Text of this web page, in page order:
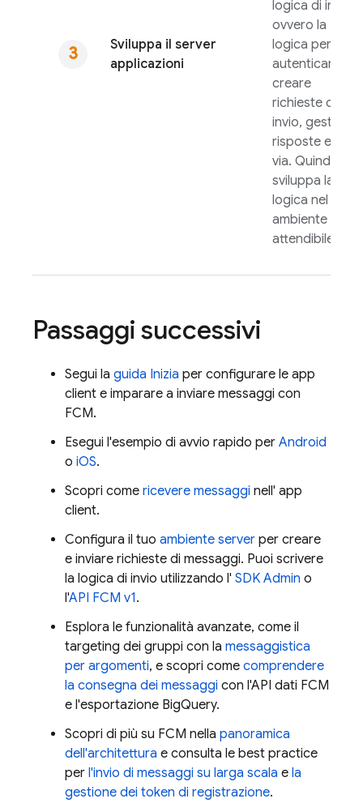
Sviluppa il server
applicazioni
logica di invio,
ovvero la
logica per
autenticare,
creare
richieste di
invio, gestire le
risposte e così
via. Quindi,
sviluppa la
logica nel tuo
ambiente
attendibile.
Passaggi successivi
Segui la guida Inizia per configurare le app
client e imparare a inviare messaggi con
FCM.
Esegui l'esempio di avvio rapido per Android
o iOS.
Scopri come ricevere messaggi nell' app
client.
Configura il tuo ambiente server per creare
e inviare richieste di messaggi. Puoi scrivere
la logica di invio utilizzando l' SDK Admin o
l'API FCM v1.
Esplora le funzionalità avanzate, come il
targeting dei gruppi con la messaggistica
per argomenti, e scopri come comprendere
la consegna dei messaggi con l'API dati FCM
e l'esportazione BigQuery.
Scopri di più su FCM nella panoramica
dell'architettura e consulta le best practice
per l'invio di messaggi su larga scala e la
gestione dei token di registrazione.